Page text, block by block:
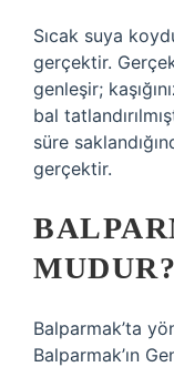
Sıcak suya
gerçektir.
genleşir;
bal
süre
gerçektir.
MUDUR?
Balparmak’ta
Balparmak’ın